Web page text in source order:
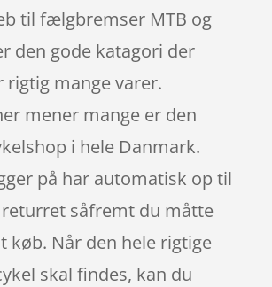
til fælgbremser MTB og
den gode katagori der
rigtig mange varer.
mener mange er den
i hele Danmark.
på har automatisk op til
returret såfremt du måtte
køb. Når den hele rigtige
skal findes, kan du